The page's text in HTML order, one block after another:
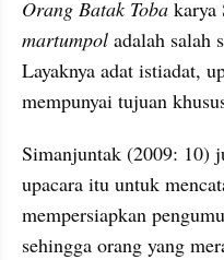
Orang Batak Toba
martumpol adalah salah
Layaknya adat istiadat,
mempunyai tujuan
Simanjuntak (2009: 10)
upacara itu untuk
mempersiapkan
sehingga orang yang